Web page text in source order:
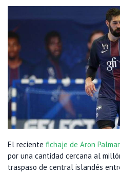
El reciente fichaje de Aron
por una cantidad cercana al
traspaso de central islandés